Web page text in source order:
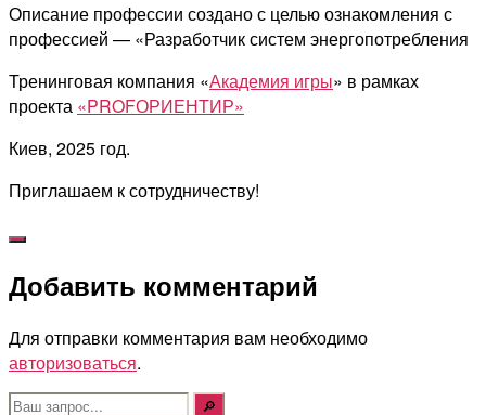
Описание профессии создано с целью ознакомления с
профессией — «Разработчик систем энергопотребления
Тренинговая компания «Академия игры» в рамках
проекта «PROFОРИЕНТИР»
Киев, 2025 год.
Приглашаем к сотрудничеству!
Добавить комментарий
Для отправки комментария вам необходимо
авторизоваться.
Поиск: